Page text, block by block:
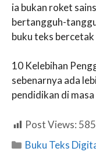
ia bukan roket
bertangguh-
buku teks
10 Kelebihan
sebenarnya ada
pendidikan di masa
Post Views: 585
Categories
Buku Teks